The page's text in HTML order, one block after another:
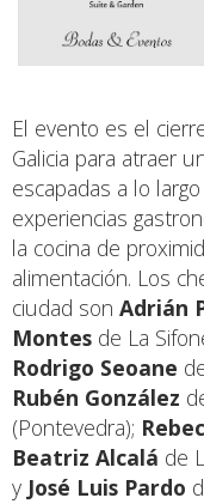
El evento es el
Galicia para atraer
escapadas a lo
experiencias
la cocina de
alimentación. Los
ciudad son Adrián
Montes de La
Rodrigo Seoane
Rubén González
(Pontevedra);
Beatriz Alcalá de
y José Luis Pardo